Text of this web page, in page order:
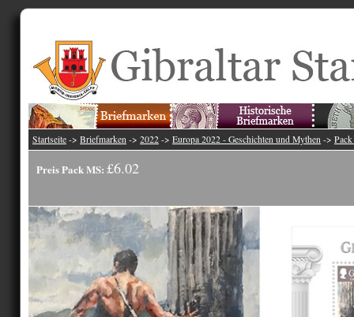
Startseite -> Briefmarken -> 2022 -> Europa 2022 - Geschichten und Mythen ->
Preis Pack MS: £6.02